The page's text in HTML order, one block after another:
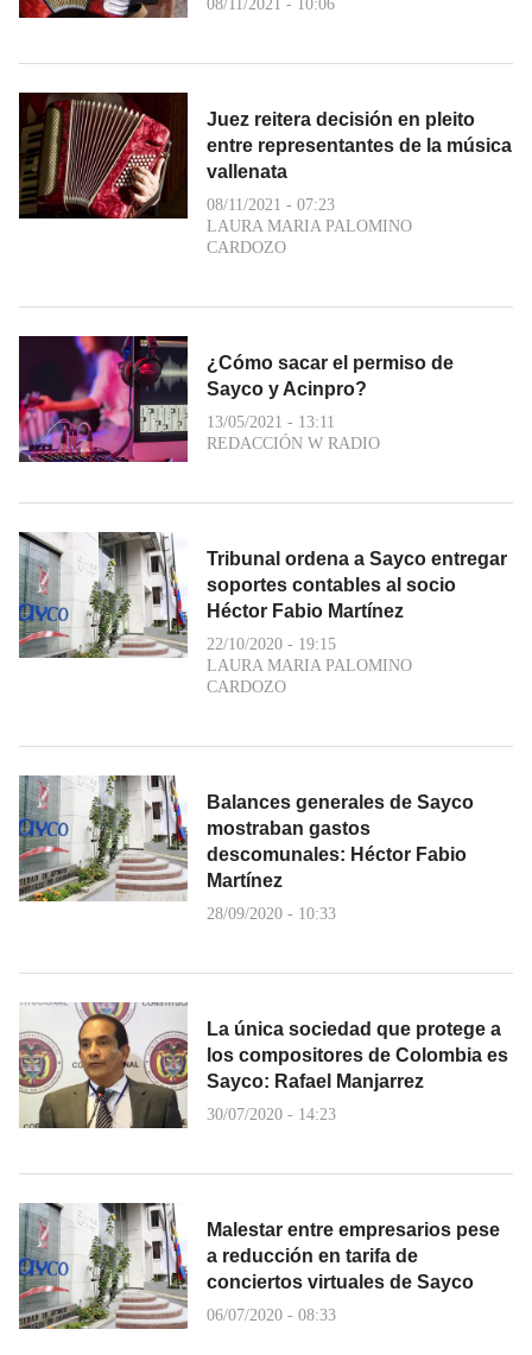
08/11/2021 - 10:06
Juez reitera decisión en pleito
entre representantes de la música
vallenata
08/11/2021 - 07:23
LAURA MARIA PALOMINO
CARDOZO
¿Cómo sacar el permiso de
Sayco y Acinpro?
13/05/2021 - 13:11
REDACCIÓN W RADIO
Tribunal ordena a Sayco entregar
soportes contables al socio
Héctor Fabio Martínez
22/10/2020 - 19:15
LAURA MARIA PALOMINO
CARDOZO
Balances generales de Sayco
mostraban gastos
descomunales: Héctor Fabio
Martínez
28/09/2020 - 10:33
La única sociedad que protege a
los compositores de Colombia es
Sayco: Rafael Manjarrez
30/07/2020 - 14:23
Malestar entre empresarios pese
a reducción en tarifa de
conciertos virtuales de Sayco
06/07/2020 - 08:33